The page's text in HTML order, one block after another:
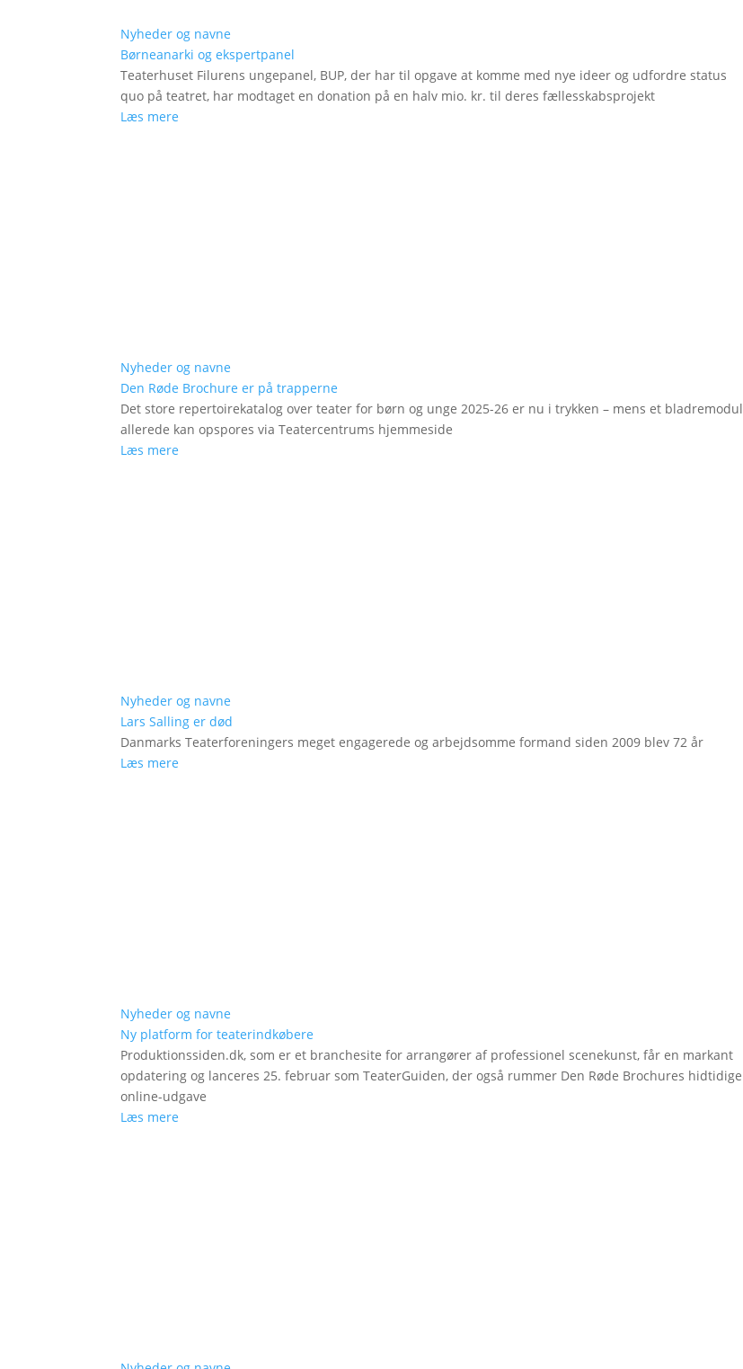
Nyheder og navne
Børneanarki og ekspertpanel
Teaterhuset Filurens ungepanel, BUP, der har til opgave at komme med nye ideer og udfordre status
quo på teatret, har modtaget en donation på en halv mio. kr. til deres fællesskabsprojekt
Læs mere
Nyheder og navne
Den Røde Brochure er på trapperne
Det store repertoirekatalog over teater for børn og unge 2025-26 er nu i trykken – mens et bladremodul
allerede kan opspores via Teatercentrums hjemmeside
Læs mere
Nyheder og navne
Lars Salling er død
Danmarks Teaterforeningers meget engagerede og arbejdsomme formand siden 2009 blev 72 år
Læs mere
Nyheder og navne
Ny platform for teaterindkøbere
Produktionssiden.dk, som er et branchesite for arrangører af professionel scenekunst, får en markant
opdatering og lanceres 25. februar som TeaterGuiden, der også rummer Den Røde Brochures hidtidige
online-udgave
Læs mere